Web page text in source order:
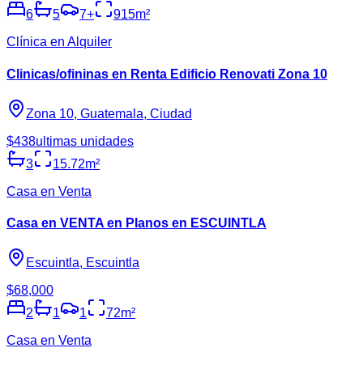
6
5 7+ 915m²
Clínica en Alquiler
Clinicas/ofininas en Renta Edificio Renovati Zona 10
Zona 10, Guatemala, Ciudad
$438ultimas unidades
3
15.72m²
Casa en Venta
Casa en VENTA en Planos en ESCUINTLA
Escuintla, Escuintla
$68,000
2
1 1 72m²
Casa en Venta